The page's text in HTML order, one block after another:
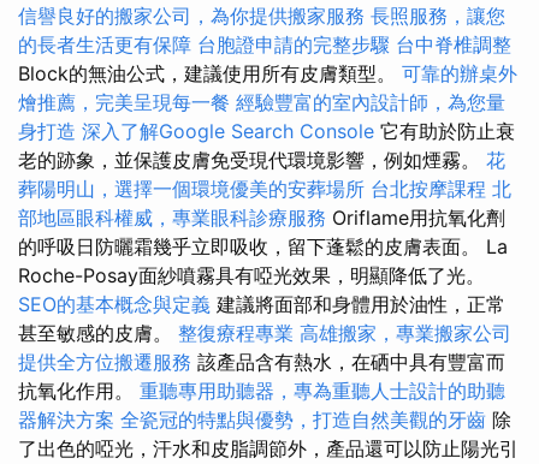
信譽良好的搬家公司，為你提供搬家服務 長照服務，讓您
的長者生活更有保障 台胞證申請的完整步驟 台中脊椎調整
Block的無油公式，建議使用所有皮膚類型。 可靠的辦桌外
燴推薦，完美呈現每一餐 經驗豐富的室內設計師，為您量
身打造 深入了解Google Search Console 它有助於防止衰
老的跡象，並保護皮膚免受現代環境影響，例如煙霧。 花
葬陽明山，選擇一個環境優美的安葬場所 台北按摩課程 北
部地區眼科權威，專業眼科診療服務 Oriflame用抗氧化劑
的呼吸日防曬霜幾乎立即吸收，留下蓬鬆的皮膚表面。 La
Roche-Posay面紗噴霧具有啞光效果，明顯降低了光。
SEO的基本概念與定義 建議將面部和身體用於油性，正常
甚至敏感的皮膚。 整復療程專業 高雄搬家，專業搬家公司
提供全方位搬遷服務 該產品含有熱水，在硒中具有豐富而
抗氧化作用。 重聽專用助聽器，專為重聽人士設計的助聽
器解決方案 全瓷冠的特點與優勢，打造自然美觀的牙齒 除
了出色的啞光，汗水和皮脂調節外，產品還可以防止陽光引